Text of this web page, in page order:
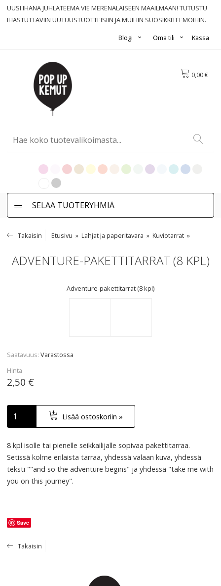
UUSI IHANA JUHLATEEMA VIE MERENALAISEEN MAAILMAAN! TUTUSTU
IHASTUTTAVIIN UUTUUSTUOTTEISIIN JA MUIHIN SUOSIKKITEEMOIHIN.
Kassa
Oma tili
Blogi
0,00 €
SELAA TUOTERYHMIÄ
Takaisin Etusivu Lahjat ja paperitavara Kuviotarrat
ADVENTURE-PAKETTITARRAT (8 KPL)
Adventure-pakettitarrat (8 kpl)
Saatavuus Varastossa
Hinta
2,50 €
Lisää ostoskoriin »
8 kpl isolle tai pienelle seikkailijalle sopivaa pakettitarraa.
Setissä kolme erilaista tarraa, yhdessä valaan kuva, yhdessä
teksti ""and so the adventure begins" ja yhdessä "take me with
you on this journey".
Save
Takaisin